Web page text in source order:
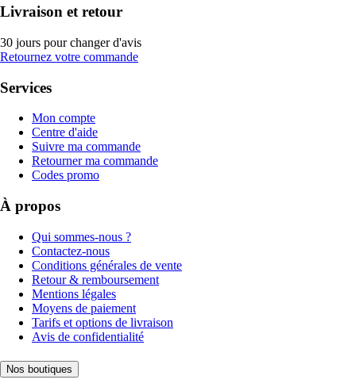
Livraison et retour
30 jours pour changer d'avis
Retournez votre commande
Services
Mon compte
Centre d'aide
Suivre ma commande
Retourner ma commande
Codes promo
À propos
Qui sommes-nous ?
Contactez-nous
Conditions générales de vente
Retour & remboursement
Mentions légales
Moyens de paiement
Tarifs et options de livraison
Avis de confidentialité
Nos boutiques